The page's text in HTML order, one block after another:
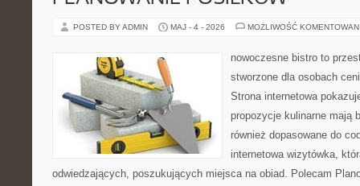
POSTED BY ADMIN MAJ - 4 - 2026 MOŻLIWOŚĆ
nowoczesne bistro to
stworzone dla osobach
Strona internetowa
propozycje kulinarne mają
również dopasowane do
internetowa wizytówka,
odwiedzających, poszukujących miejsca na obiad. Polecam